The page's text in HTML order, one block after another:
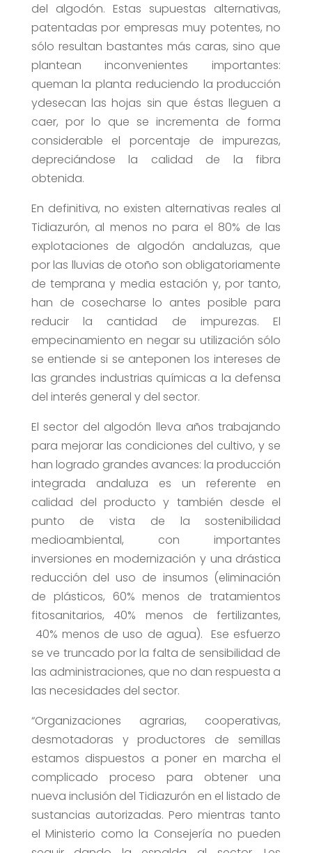
del algodón. Estas supuestas alternativas,
patentadas por empresas muy potentes, no
sólo resultan bastantes más caras, sino que
plantean inconvenientes importantes:
queman la planta reduciendo la producción
ydesecan las hojas sin que éstas lleguen a
caer, por lo que se incrementa de forma
considerable el porcentaje de impurezas,
depreciándose la calidad de la fibra
obtenida.
En definitiva, no existen alternativas reales al
Tidiazurón, al menos no para el 80% de las
explotaciones de algodón andaluzas, que
por las lluvias de otoño son obligatoriamente
de temprana y media estación y, por tanto,
han de cosecharse lo antes posible para
reducir la cantidad de impurezas. El
empecinamiento en negar su utilización sólo
se entiende si se anteponen los intereses de
las grandes industrias químicas a la defensa
del interés general y del sector.
El sector del algodón lleva años trabajando
para mejorar las condiciones del cultivo, y se
han logrado grandes avances: la producción
integrada andaluza es un referente en
calidad del producto y también desde el
punto de vista de la sostenibilidad
medioambiental, con importantes
inversiones en modernización y una drástica
reducción del uso de insumos (eliminación
de plásticos, 60% menos de tratamientos
fitosanitarios, 40% menos de fertilizantes,
40% menos de uso de agua). Ese esfuerzo
se ve truncado por la falta de sensibilidad de
las administraciones, que no dan respuesta a
las necesidades del sector.
“Organizaciones agrarias, cooperativas,
desmotadoras y productores de semillas
estamos dispuestos a poner en marcha el
complicado proceso para obtener una
nueva inclusión del Tidiazurón en el listado de
sustancias autorizadas. Pero mientras tanto
el Ministerio como la Consejería no pueden